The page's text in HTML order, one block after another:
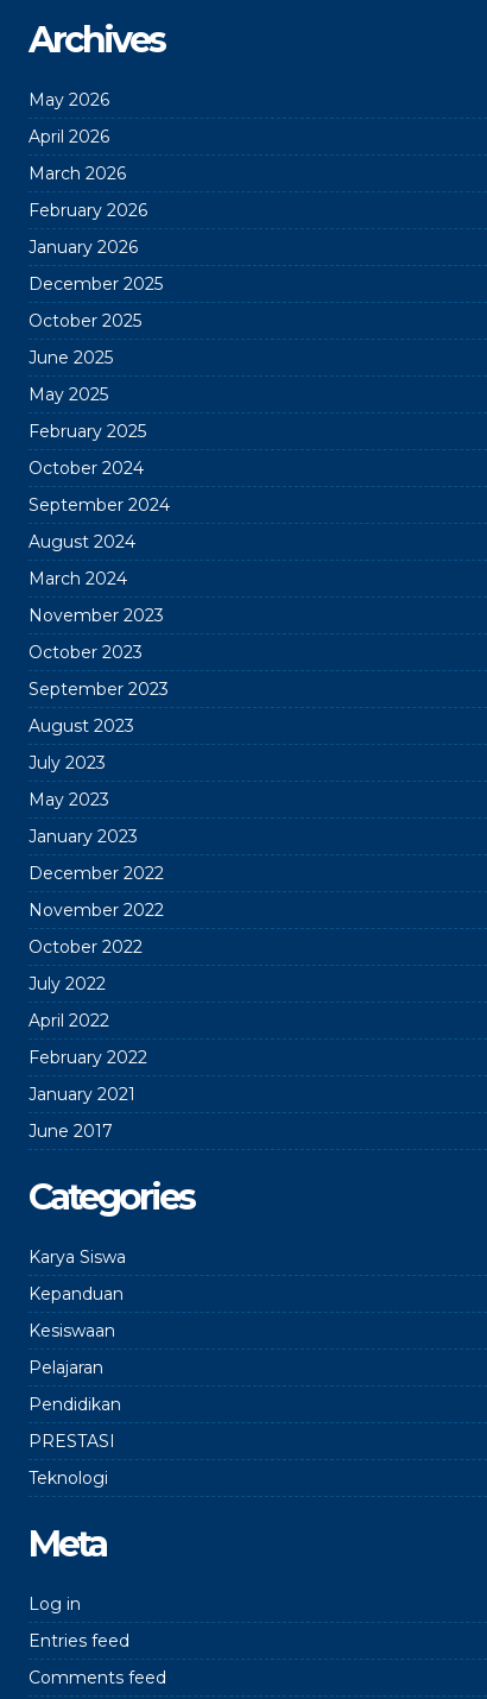
Archives
May 2026
April 2026
March 2026
February 2026
January 2026
December 2025
October 2025
June 2025
May 2025
February 2025
October 2024
September 2024
August 2024
March 2024
November 2023
October 2023
September 2023
August 2023
July 2023
May 2023
January 2023
December 2022
November 2022
October 2022
July 2022
April 2022
February 2022
January 2021
June 2017
Categories
Karya Siswa
Kepanduan
Kesiswaan
Pelajaran
Pendidikan
PRESTASI
Teknologi
Meta
Log in
Entries feed
Comments feed